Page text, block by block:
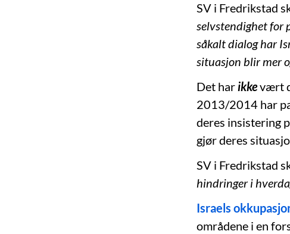
SV i Fredrikstad
selvstendighet for
såkalt dialog har
situasjon blir mer
Det harikkevært
2013/2014 har
deres insistering
gjør deres
SV i Fredrikstad
hindringer i
Israels
områdene i en